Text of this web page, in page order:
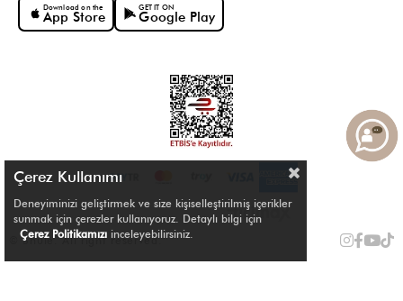
Download on the
App Store
GET IT ON
Google Play
© Shule. All right reserved.
Çerez Kullanımı
Deneyiminizi geliştirmek ve size kişiselleştirilmiş içerikler
sunmak için çerezler kullanıyoruz. Detaylı bilgi için
Çerez Politikamızı inceleyebilirsiniz.